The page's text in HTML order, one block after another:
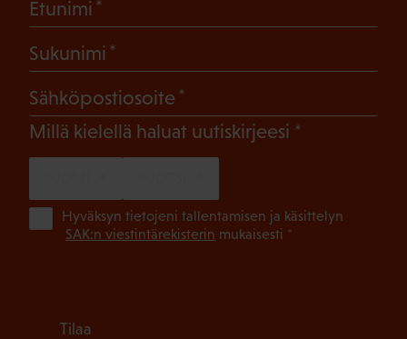
Etunimi
Sukunimi
Sähköpostiosoite
Millä kielellä haluat uutiskirjeesi (Pakollinen)
Hyväksyn tietojeni tallentamisen ja käsittelyn
SAK:n viestintärekisterin mukaisesti *
Tilaa